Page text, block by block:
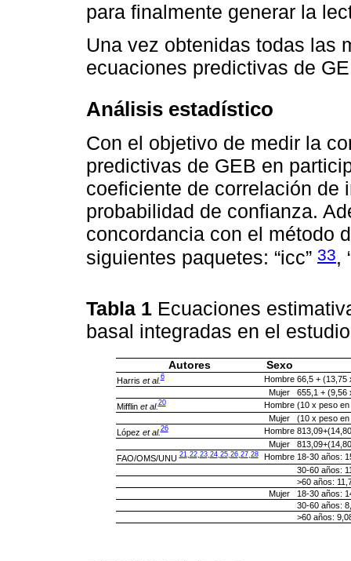
para finalmente generar la
Una vez obtenidas todas las
ecuaciones predictivas de
Análisis estadístico
Con el objetivo de medir la
predictivas de GEB en
coeficiente de correlación de
probabilidad de confianza.
concordancia con el método
siguientes paquetes: “icc” 33,
Tabla 1 Ecuaciones
basal integradas en el
Autores Sexo
Harris et al.6 Hombre 66,5 + (13,75
Mujer
655,1 + (9,56
Mifflin et al.20 Hombre (10 x peso
Mujer
(10 x peso
López et al.26 Hombre
Mujer
FAO/OMS/UNU21, 22, 23, 24, 25, 26, 27, 28 Hombre 18-30 años:
30-60 años:
>60 años:
Mujer
18-30 años:
30-60 años:
>60 años: